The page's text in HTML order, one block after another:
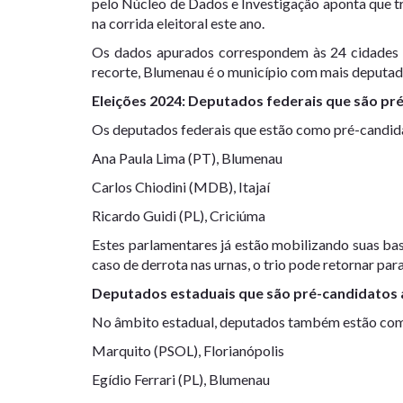
pelo Núcleo de Dados e Investigação aponta que
na corrida eleitoral este ano.
Os dados apurados correspondem às 24
recorte, Blumenau é o município com mais
Eleições 2024: Deputados federais que são
Os deputados federais que estão como pré-
Ana Paula Lima (PT), Blumenau
Carlos Chiodini (MDB), Itajaí
Ricardo Guidi (PL), Criciúma
Estes parlamentares já estão mobilizando suas
caso de derrota nas urnas, o trio pode retornar
Deputados estaduais que são pré-candidatos
No âmbito estadual, deputados também estão
Marquito (PSOL), Florianópolis
Egídio Ferrari (PL), Blumenau